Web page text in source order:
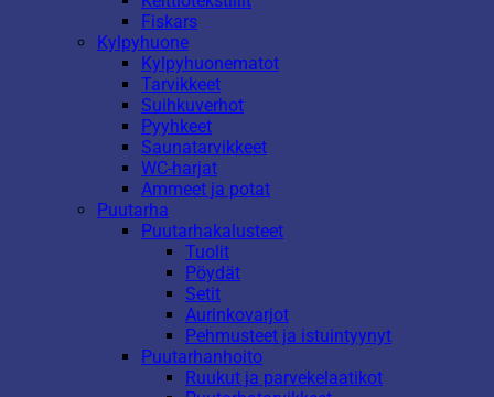
Fiskars
Kylpyhuone
Kylpyhuonematot
Tarvikkeet
Suihkuverhot
Pyyhkeet
Saunatarvikkeet
WC-harjat
Ammeet ja potat
Puutarha
Puutarhakalusteet
Tuolit
Pöydät
Setit
Aurinkovarjot
Pehmusteet ja istuintyynyt
Puutarhanhoito
Ruukut ja parvekelaatikot